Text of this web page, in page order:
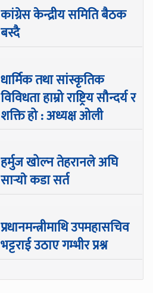
कांग्रेस केन्द्रीय समिति बैठक
बस्दै
धार्मिक तथा सांस्कृतिक
विविधता हाम्रो राष्ट्रिय सौन्दर्य र
शक्ति हो : अध्यक्ष ओली
हर्मुज खोल्न तेहरानले अघि
सार्‍याे कडा सर्त
प्रधानमन्त्रीमाथि उपमहासचिव
भट्टराई उठाए गम्भीर प्रश्न